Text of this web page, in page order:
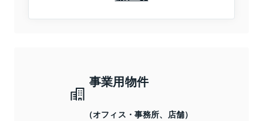
事業用物件
（オフィス・事務所、店舗）